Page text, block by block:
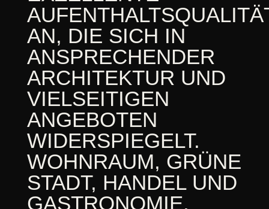
AN, DIE SICH IN
ANSPRECHENDER
ARCHITEKTUR UND
VIELSEITIGEN
ANGEBOTEN
WIDERSPIEGELT.
WOHNRAUM, GRÜNE
STADT, HANDEL UND
GASTRONOMIE,